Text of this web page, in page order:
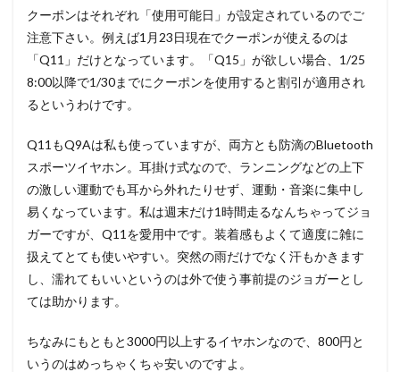
クーポンはそれぞれ「使用可能日」が設定されているのでご
注意下さい。例えば1月23日現在でクーポンが使えるのは
「Q11」だけとなっています。「Q15」が欲しい場合、1/25
8:00以降で1/30までにクーポンを使用すると割引が適用され
るというわけです。
Q11もQ9Aは私も使っていますが、両方とも防滴のBluetooth
スポーツイヤホン。耳掛け式なので、ランニングなどの上下
の激しい運動でも耳から外れたりせず、運動・音楽に集中し
易くなっています。私は週末だけ1時間走るなんちゃってジョ
ガーですが、Q11を愛用中です。装着感もよくて適度に雑に
扱えてとても使いやすい。突然の雨だけでなく汗もかきます
し、濡れてもいいというのは外で使う事前提のジョガーとし
ては助かります。
ちなみにもともと3000円以上するイヤホンなので、800円と
いうのはめっちゃくちゃ安いのですよ。